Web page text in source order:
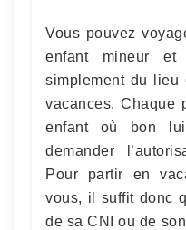
Vous pouvez
enfant mineur et
simplement du lieu
vacances. Chaque
enfant où bon
demander
Pour partir en
vous, il suffit donc
de sa CNI ou de